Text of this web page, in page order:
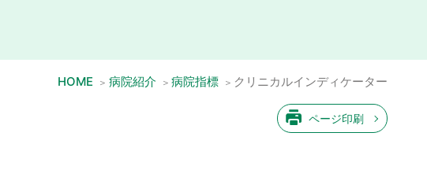
HOME 病院紹介 病院指標 クリニカルインディケーター
ページ印刷